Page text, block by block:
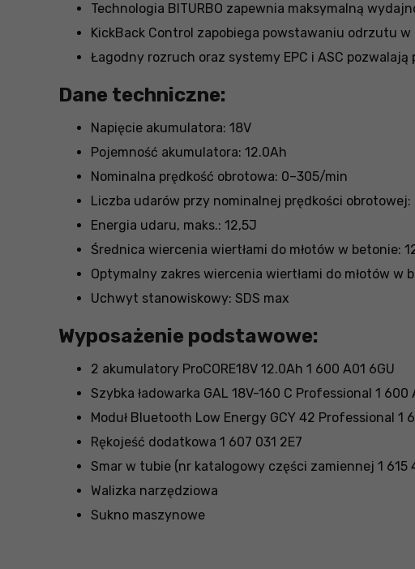
Technologia BITURBO zapewnia maksymalną
KickBack Control zapobiega powstawaniu odrzutu
Łagodny rozruch oraz systemy EPC i ASC
Dane techniczne:
Napięcie akumulatora: 18V
Pojemność akumulatora: 12.0Ah
Nominalna prędkość obrotowa: 0–305/min
Liczba udarów przy nominalnej prędkości
Energia udaru, maks.: 12,5J
Średnica wiercenia wiertłami do młotów w betonie:
Optymalny zakres wiercenia wiertłami do młotów w
Uchwyt stanowiskowy: SDS max
Wyposażenie podstawowe:
2 akumulatory ProCORE18V 12.0Ah 1 600 A01 6GU
Szybka ładowarka GAL 18V-160 C Professional 1 600
Moduł Bluetooth Low Energy GCY 42 Professional 1
Rękojeść dodatkowa 1 607 031 2E7
Smar w tubie (nr katalogowy części zamiennej 1 615
Walizka narzędziowa
Sukno maszynowe